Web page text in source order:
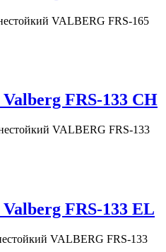
VALBERG FRS-165
FRS-133 CH
VALBERG FRS-133
FRS-133 EL
VALBERG FRS-133